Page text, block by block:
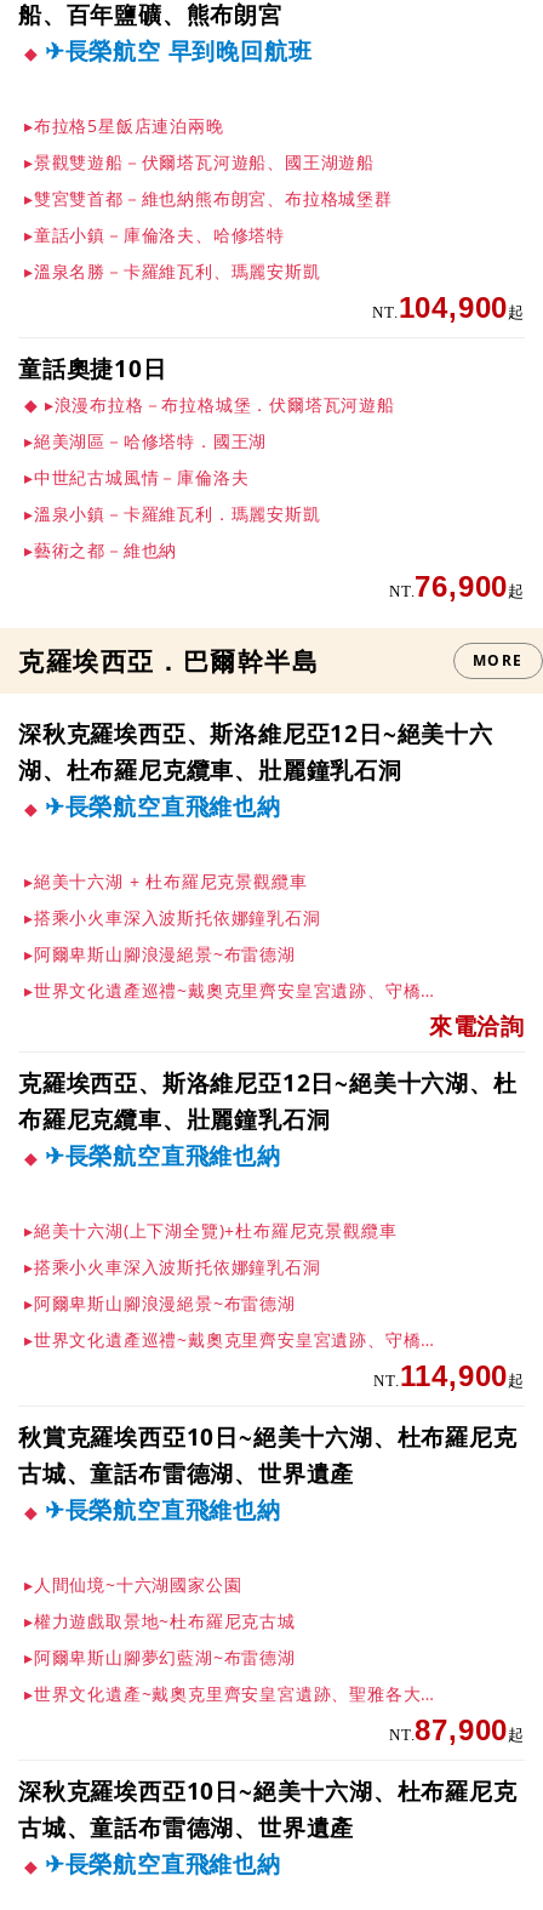
船、百年鹽礦、熊布朗宮
✈長榮航空 早到晚回航班
▸布拉格5星飯店連泊兩晚
▸景觀雙遊船－伏爾塔瓦河遊船、國王湖遊船
▸雙宮雙首都－維也納熊布朗宮、布拉格城堡群
▸童話小鎮－庫倫洛夫、哈修塔特
▸溫泉名勝－卡羅維瓦利、瑪麗安斯凱
NT.104,900起
童話奧捷10日
▸浪漫布拉格－布拉格城堡．伏爾塔瓦河遊船
▸絕美湖區－哈修塔特．國王湖
▸中世紀古城風情－庫倫洛夫
▸溫泉小鎮－卡羅維瓦利．瑪麗安斯凱
▸藝術之都－維也納
NT.76,900起
克羅埃西亞．巴爾幹半島 MORE
深秋克羅埃西亞、斯洛維尼亞12日~絕美十六
湖、杜布羅尼克纜車、壯麗鐘乳石洞
✈長榮航空直飛維也納
▸絕美十六湖 + 杜布羅尼克景觀纜車
▸搭乘小火車深入波斯托依娜鐘乳石洞
▸阿爾卑斯山腳浪漫絕景~布雷德湖
▸世界文化遺產巡禮~戴奧克里齊安皇宮遺跡、守橋人古城莫斯塔爾、聖雅各大教堂
來電洽詢
克羅埃西亞、斯洛維尼亞12日~絕美十六湖、杜
布羅尼克纜車、壯麗鐘乳石洞
✈長榮航空直飛維也納
▸絕美十六湖(上下湖全覽)+杜布羅尼克景觀纜車
▸搭乘小火車深入波斯托依娜鐘乳石洞
▸阿爾卑斯山腳浪漫絕景~布雷德湖
▸世界文化遺產巡禮~戴奧克里齊安皇宮遺跡、守橋人古城莫斯塔爾、聖雅各大教堂
NT.114,900起
秋賞克羅埃西亞10日~絕美十六湖、杜布羅尼克
古城、童話布雷德湖、世界遺產
✈長榮航空直飛維也納
▸人間仙境~十六湖國家公園
▸權力遊戲取景地~杜布羅尼克古城
▸阿爾卑斯山腳夢幻藍湖~布雷德湖
▸世界文化遺產~戴奧克里齊安皇宮遺跡、聖雅各大教堂
NT.87,900起
深秋克羅埃西亞10日~絕美十六湖、杜布羅尼克
古城、童話布雷德湖、世界遺產
✈長榮航空直飛維也納